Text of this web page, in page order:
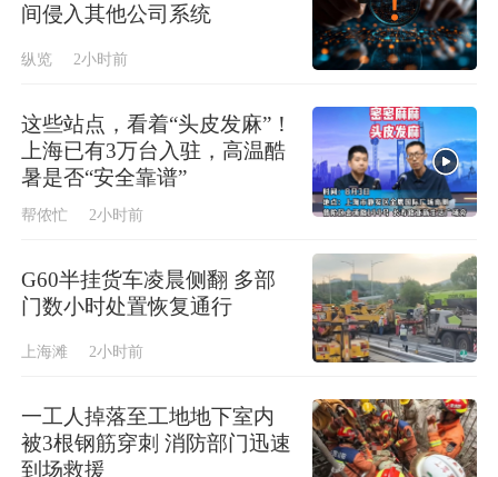
间侵入其他公司系统
纵览 2小时前
这些站点，看着“头皮发麻”！
上海已有3万台入驻，高温酷
暑是否“安全靠谱”
帮侬忙 2小时前
G60半挂货车凌晨侧翻 多部
门数小时处置恢复通行
上海滩 2小时前
一工人掉落至工地地下室内
被3根钢筋穿刺 消防部门迅速
到场救援